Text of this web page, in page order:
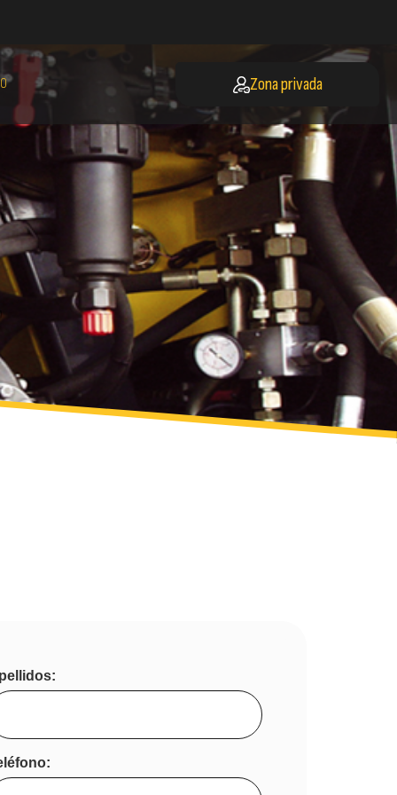
Zona privada